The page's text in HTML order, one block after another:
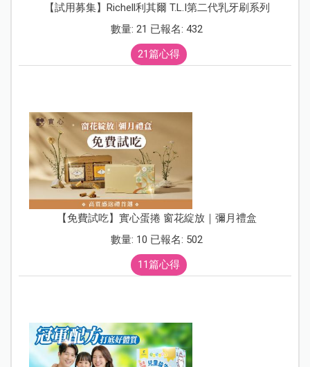
【試用募集】Richell利其爾 T.L.I第二代乳牙刷系列
數量: 21 已報名: 432
21篇心得
【免費試吃】實心蛋捲 窗花綻放｜彌月禮盒
數量: 10 已報名: 502
11篇心得